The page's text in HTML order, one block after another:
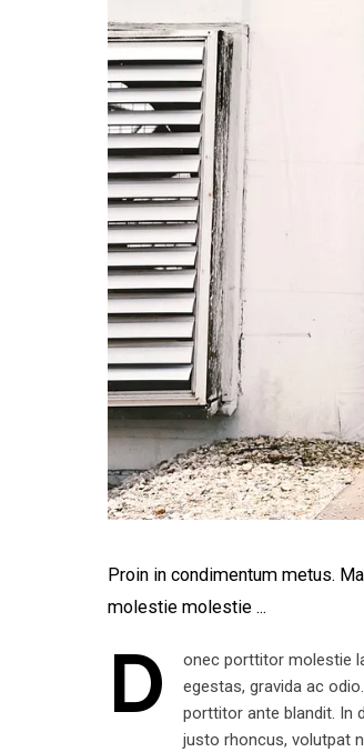
Proin in condimentum metus.
molestie molestie ...
D
onec porttitor molestie
egestas, gravida ac
porttitor ante blandit. In
justo rhoncus, volutpat